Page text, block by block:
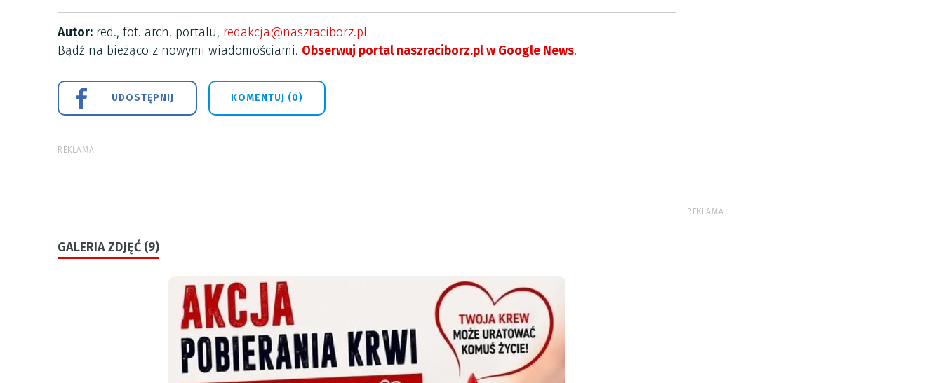
Autor: red., fot. arch. portalu, redakcja@naszraciborz.pl
Bądź na bieżąco z nowymi wiadomościami. Obserwuj portal naszraciborz.pl w Google News.
UDOSTĘPNIJ KOMENTUJ (0)
REKLAMA
GALERIA ZDJĘĆ (9)
REKLAMA